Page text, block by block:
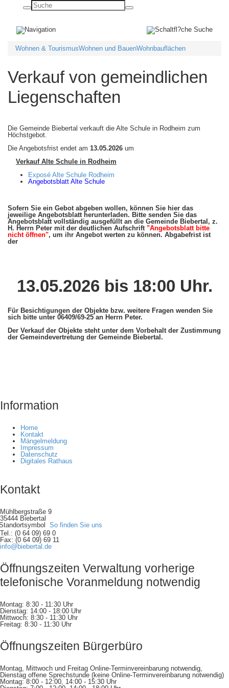
Basisnavigation
ein-/ausblenden
Wohnen & TourismusWohnen und BauenWohnbauflächen
Verkauf von gemeindlichen
Liegenschaften
Die Gemeinde Biebertal verkauft die Alte Schule in Rodheim zum
Höchstgebot.
Die Angebotsfrist endet am 13.05.2026 um
Verkauf Alte Schule in Rodheim
Exposé Alte Schule Rodheim
Angebotsblatt Alte Schule
Sofern Sie ein Gebot abgeben wollen, können Sie hier das
jeweilige Angebotsblatt herunterladen. Bitte senden Sie das
Angebotsblatt vollständig ausgefüllt an die Gemeinde Biebertal, z.
H. Herrn Peter mit der deutlichen Aufschrift "Angebotsblatt bitte
nicht öffnen", um ihr Angebot werten zu können. Abgabefrist ist
der
13.05.2026 bis 18:00 Uhr.
Für Besichtigungen der Objekte bzw. weitere Fragen wenden Sie
sich bitte unter 06409/69-25 an Herrn Peter.
Der Verkauf der Objekte steht unter dem Vorbehalt der Zustimmung
der Gemeindevertretung der Gemeinde Biebertal.
Information
Home
Kontakt
Mängelmeldung
Impressum
Datenschutz
Digitales Rathaus
Kontakt
Mühlbergstraße 9
35444 Biebertal
So finden Sie uns
Tel.: (0 64 09) 69 0
Fax: (0 64 09) 69 11
info@biebertal.de
Öffnungszeiten Verwaltung vorherige
telefonische Voranmeldung notwendig
Montag: 8:30 - 11:30 Uhr
Dienstag: 14:00 - 18:00 Uhr
Mittwoch: 8:30 - 11:30 Uhr
Freitag: 8:30 - 11:30 Uhr
Öffnungszeiten Bürgerbüro
Montag, Mittwoch und Freitag Online-Terminvereinbarung notwendig,
Dienstag offene Sprechstunde (keine Online-Terminvereinbarung notwendig)
Montag: 8:00 - 12:00, 14:00 - 15:30 Uhr